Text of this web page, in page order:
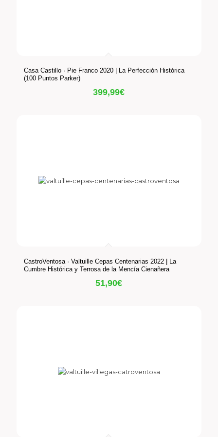
Casa Castillo · Pie Franco 2020 | La Perfección Histórica
(100 Puntos Parker)
399,99€
CastroVentosa · Valtuille Cepas Centenarias 2022 | La
Cumbre Histórica y Terrosa de la Mencía Cienañera
51,90€